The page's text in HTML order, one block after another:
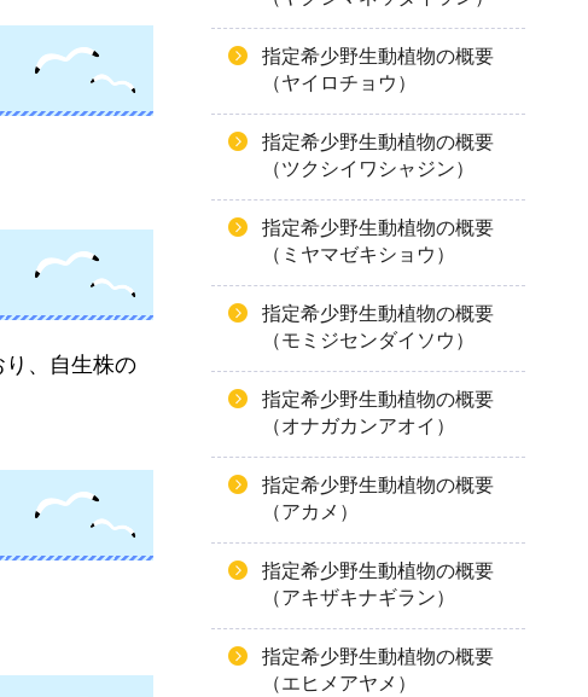
、自生株の
指定希少野生動植物の概要
（ヤイロチョウ）
指定希少野生動植物の概要
（ツクシイワシャジン）
指定希少野生動植物の概要
（ミヤマゼキショウ）
指定希少野生動植物の概要
（モミジセンダイソウ）
指定希少野生動植物の概要
（オナガカンアオイ）
指定希少野生動植物の概要
（アカメ）
指定希少野生動植物の概要
（アキザキナギラン）
指定希少野生動植物の概要
（エヒメアヤメ）